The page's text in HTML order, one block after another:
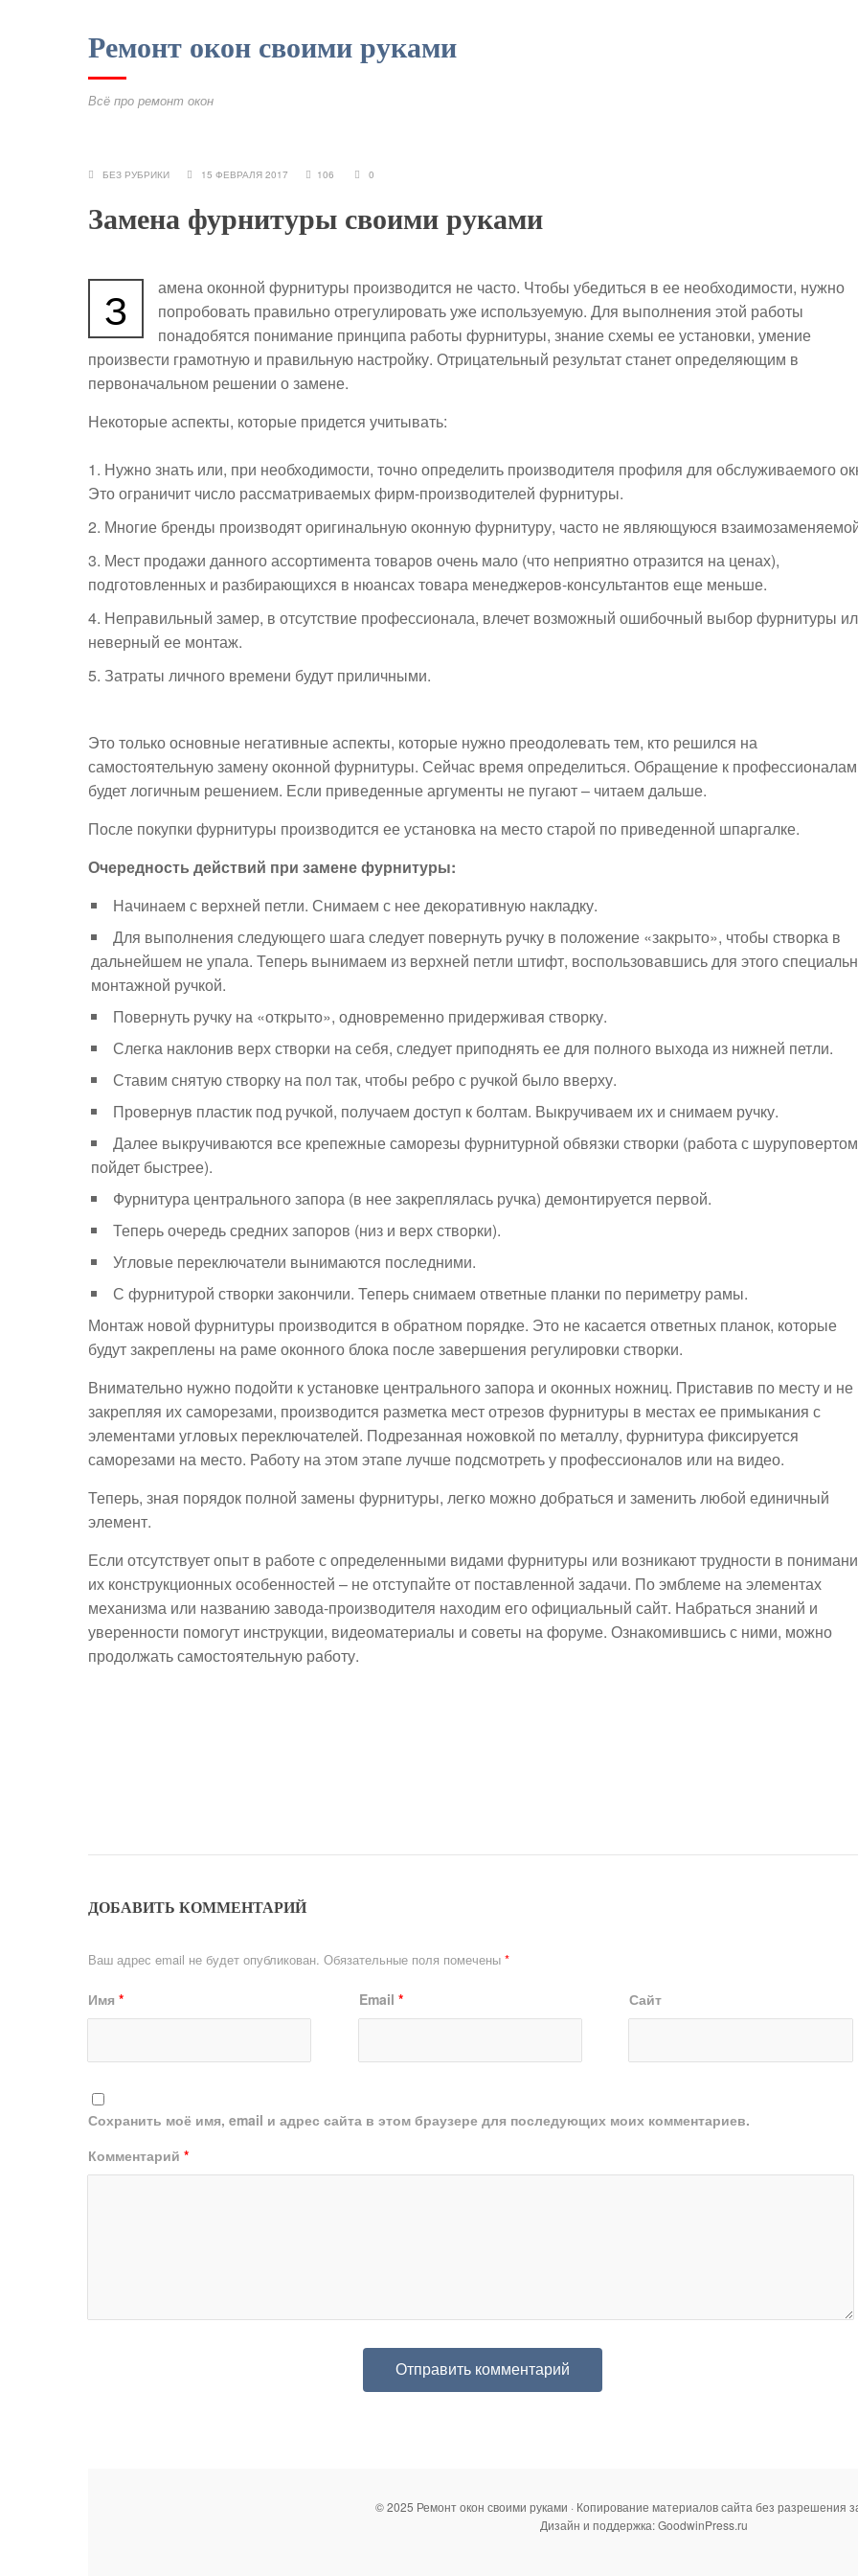
Ремонт окон своими руками
Всё про ремонт окон
БЕЗ РУБРИКИ 15 ФЕВРАЛЯ 2017 106 0
Замена фурнитуры своими руками
З
амена оконной фурнитуры производится не часто. Чтобы убедиться в ее необходимости, нужно
попробовать правильно отрегулировать уже используемую. Для выполнения этой работы
понадобятся понимание принципа работы фурнитуры, знание схемы ее установки, умение
произвести грамотную и правильную настройку. Отрицательный результат станет определяющим в
первоначальном решении о замене.
Некоторые аспекты, которые придется учитывать:
Нужно знать или, при необходимости, точно определить производителя профиля для обслуживаемого
Это ограничит число рассматриваемых фирм-производителей фурнитуры.
Многие бренды производят оригинальную оконную фурнитуру, часто не являющуюся
Мест продажи данного ассортимента товаров очень мало (что неприятно отразится на ценах),
подготовленных и разбирающихся в нюансах товара менеджеров-консультантов еще меньше.
Неправильный замер, в отсутствие профессионала, влечет возможный ошибочный выбор фурнитуры
неверный ее монтаж.
Затраты личного времени будут приличными.
Это только основные негативные аспекты, которые нужно преодолевать тем, кто решился на
самостоятельную замену оконной фурнитуры. Сейчас время определиться. Обращение к профессионалам
будет логичным решением. Если приведенные аргументы не пугают – читаем дальше.
После покупки фурнитуры производится ее установка на место старой по приведенной шпаргалке.
Очередность действий при замене фурнитуры:
Начинаем с верхней петли. Снимаем с нее декоративную накладку.
Для выполнения следующего шага следует повернуть ручку в положение «закрыто», чтобы створка в
дальнейшем не упала. Теперь вынимаем из верхней петли штифт, воспользовавшись для этого
монтажной ручкой.
Повернуть ручку на «открыто», одновременно придерживая створку.
Слегка наклонив верх створки на себя, следует приподнять ее для полного выхода из нижней петли.
Ставим снятую створку на пол так, чтобы ребро с ручкой было вверху.
Провернув пластик под ручкой, получаем доступ к болтам. Выкручиваем их и снимаем ручку.
Далее выкручиваются все крепежные саморезы фурнитурной обвязки створки (работа с шуруповертом
пойдет быстрее).
Фурнитура центрального запора (в нее закреплялась ручка) демонтируется первой.
Теперь очередь средних запоров (низ и верх створки).
Угловые переключатели вынимаются последними.
С фурнитурой створки закончили. Теперь снимаем ответные планки по периметру рамы.
Монтаж новой фурнитуры производится в обратном порядке. Это не касается ответных планок, которые
будут закреплены на раме оконного блока после завершения регулировки створки.
Внимательно нужно подойти к установке центрального запора и оконных ножниц. Приставив по месту и не
закрепляя их саморезами, производится разметка мест отрезов фурнитуры в местах ее примыкания с
элементами угловых переключателей. Подрезанная ножовкой по металлу, фурнитура фиксируется
саморезами на место. Работу на этом этапе лучше подсмотреть у профессионалов или на видео.
Теперь, зная порядок полной замены фурнитуры, легко можно добраться и заменить любой единичный
элемент.
Если отсутствует опыт в работе с определенными видами фурнитуры или возникают трудности в
их конструкционных особенностей – не отступайте от поставленной задачи. По эмблеме на элементах
механизма или названию завода-производителя находим его официальный сайт. Набраться знаний и
уверенности помогут инструкции, видеоматериалы и советы на форуме. Ознакомившись с ними, можно
продолжать самостоятельную работу.
ДОБАВИТЬ КОММЕНТАРИЙ
Ваш адрес email не будет опубликован. Обязательные поля помечены *
Имя * Email * Сайт
Сохранить моё имя, email и адрес сайта в этом браузере для последующих моих комментариев.
Комментарий *
© 2025 Ремонт окон своими руками · Копирование материалов сайта без разрешения
Дизайн и поддержка: GoodwinPress.ru